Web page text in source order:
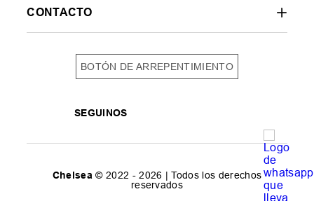
CONTACTO
BOTÓN DE ARREPENTIMIENTO
SEGUINOS
Chelsea © 2022 - 2026 | Todos los derechos
reservados